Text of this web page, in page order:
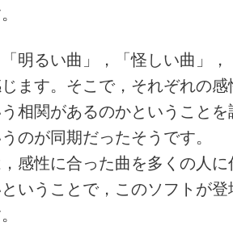
明るい曲」，「怪しい曲」
ます。そこで，それぞれの
相関があるのかということ
のが同期だったそうです。
感性に合った曲を多くの人
いうことで，このソフトが